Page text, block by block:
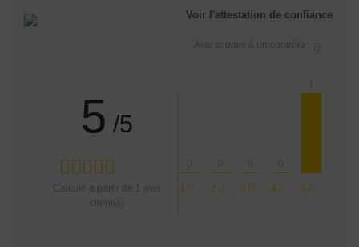
Voir l'attestation de confiance
Avis soumis à un contrôle
5 /5
Calculé à partir de 1 avis
client(s)
1 2 3 4 5